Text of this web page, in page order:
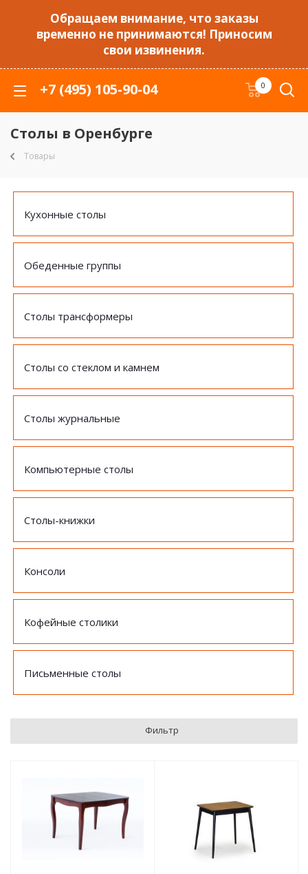
Обращаем внимание, что заказы
временно не принимаются! Приносим
свои извинения.
+7 (495) 105-90-04 0
Столы в Оренбурге
Товары
Кухонные столы
Обеденные группы
Столы трансформеры
Столы со стеклом и камнем
Столы журнальные
Компьютерные столы
Столы-книжки
Консоли
Кофейные столики
Письменные столы
Фильтр